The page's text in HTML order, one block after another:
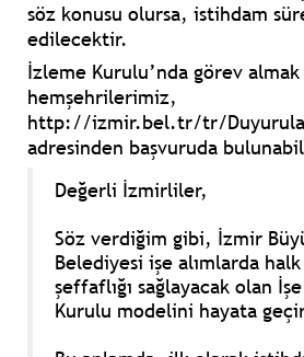
söz konusu olursa, istihdam
edilecektir.
İzleme Kurulu’nda görev
hemşehrilerimiz,
http://izmir.bel.tr/tr/
adresinden başvuruda
Değerli İzmirliler,
Söz verdiğim gibi, İzmir
Belediyesi işe alımlarda halk
şeffaflığı sağlayacak olan
Kurulu modelini hayata